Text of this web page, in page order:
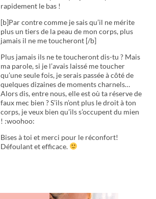
rapidement le bas !
[b]Par contre comme je sais qu’il ne mérite
plus un tiers de la peau de mon corps, plus
jamais il ne me toucheront [/b]
Plus jamais ils ne te toucheront dis-tu ? Mais
ma parole, si je l’avais laissé me toucher
qu’une seule fois, je serais passée à côté de
quelques dizaines de moments charnels…
Alors dis, entre nous, elle est où ta réserve de
faux mec bien ? S’ils n’ont plus le droit à ton
corps, je veux bien qu’ils s’occupent du mien
! :woohoo:
Bises à toi et merci pour le réconfort!
Défoulant et efficace.